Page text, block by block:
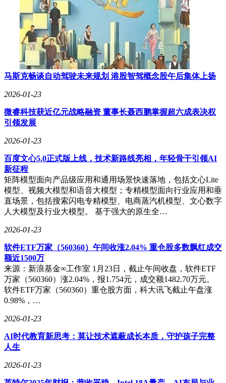
的“成长伙伴”，形成“消费-共生”的新型纽带；其次，构建起
高黏性价值网络。通过知识共享与资源对接，商业研究院成为
跨界整合的催化剂，将分散的高端用户资源转化为可持续的圈
层生产力；最后，深化品牌文化内涵。仰望由此突破汽车制造
商的定位，成为企业家群体的精神家园与商业社交枢纽，其品
牌忠诚度与文化认同感远超传统高端品牌。
马斯克畅谈自动驾驶未来规划 港股智驾概念股午后集体上扬
2026-01-23
微睿科技获近亿元战略融资 董事长聂西鹏掌握超六成表决权
引领发展
2026-01-23
百度文心5.0正式版上线，技术新路线亮相，年轻骨干引领AI
新征程
矩阵模型面向产品级应用和通用场景快速落地，包括文心Lite
模型、视频大模型和语音大模型；专精模型面向行业应用和垂
直场景，包括搜索闪电专精模型、电商蒸汽机模型、文心数字
人大模型及行业大模型。 基于强大的原生全…
2026-01-23
软件ETF万家（560360）午间收涨2.04% 重仓股多数飘红成交
额近1500万
来源：新浪基金∞工作室 1月23日，截止午间收盘，软件ETF
万家（560360）涨2.04%，报1.754元，成交额1482.70万元。
软件ETF万家（560360）重仓股方面，科大讯飞截止午盘涨
0.98%，…
2026-01-23
AI时代教育新思考：莫让技术遮蔽成长本质，守护孩子完整
人生
2026-01-23